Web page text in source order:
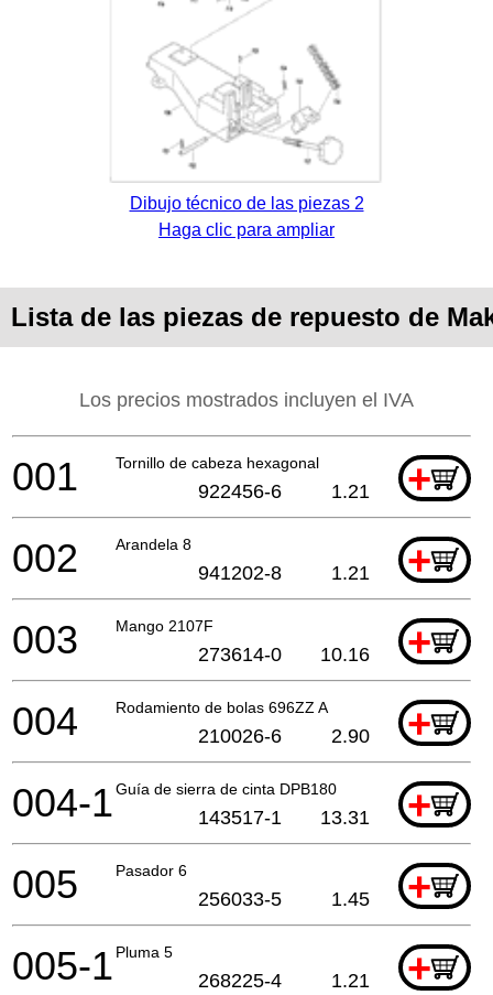
Dibujo técnico de las piezas 2
Haga clic para ampliar
Lista de las piezas de repuesto de
Los precios mostrados incluyen el IVA
Tornillo de cabeza hexagonal +
001 922456-6 1.21
Arandela 8 +
002 941202-8 1.21
Mango 2107F +
003 273614-0 10.16
Rodamiento de bolas 696ZZ A +
004 210026-6 2.90
Guía de sierra de cinta DPB180 +
004-1 143517-1 13.31
Pasador 6 +
005 256033-5 1.45
Pluma 5 +
005-1 268225-4 1.21